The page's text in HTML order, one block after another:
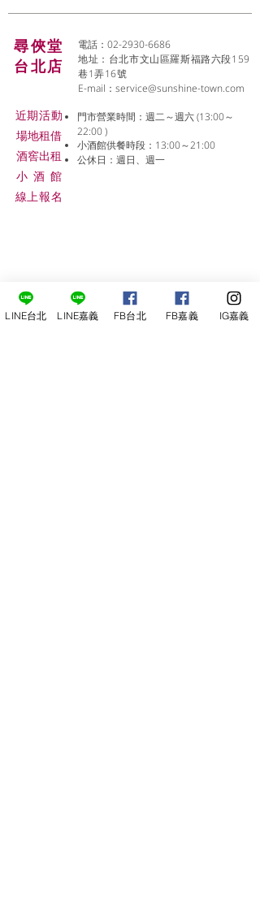
尋俠堂
台北店
電話：02-2930-6686
地址：台北市文山區羅斯福路六段159
巷1弄16號
E-mail： service@sunshine-town.com
近期活動
場地租借
​酒窖出租
小酒 館
線上報名
門市營業時間：週二～週六 (13:00～
22:00 )
小酒館供餐時段：13:00～21:00
公休日：週日、週一
LINE台北 LINE嘉義 FB台北 FB嘉義 IG嘉義